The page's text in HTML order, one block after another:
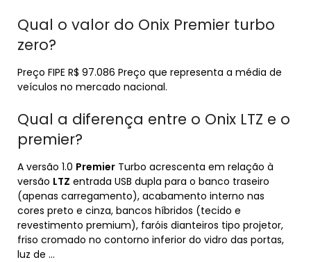
Qual o valor do Onix Premier turbo
zero?
Preço FIPE R$ 97.086 Preço que representa a média de
veículos no mercado nacional.
Qual a diferença entre o Onix LTZ e o
premier?
A versão 1.0 Premier Turbo acrescenta em relação à
versão LTZ entrada USB dupla para o banco traseiro
(apenas carregamento), acabamento interno nas
cores preto e cinza, bancos híbridos (tecido e
revestimento premium), faróis dianteiros tipo projetor,
friso cromado no contorno inferior do vidro das portas,
luz de …